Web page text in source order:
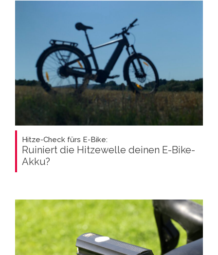
Hitze-Check fürs E-Bike:
Ruiniert die Hitzewelle deinen E-Bike-
Akku?